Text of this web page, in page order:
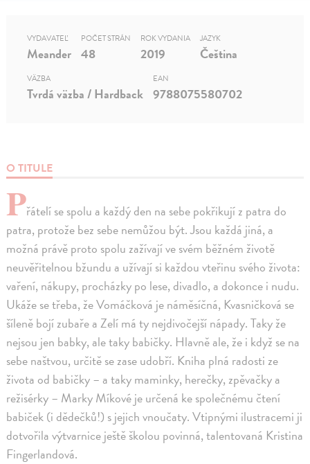
O TITULE
Přátelí se spolu a každý den na sebe pokřikují z patra do
patra, protože bez sebe nemůžou být. Jsou každá jiná, a
možná právě proto spolu zažívají ve svém běžném životě
neuvěřitelnou bžundu a užívají si každou vteřinu svého života:
vaření, nákupy, procházky po lese, divadlo, a dokonce i nudu.
Ukáže se třeba, že Vomáčková je náměsíčná, Kvasničková se
šíleně bojí zubaře a Zelí má ty nejdivočejší nápady. Taky že
nejsou jen babky, ale taky babičky. Hlavně ale, že i když se na
sebe naštvou, určitě se zase udobří. Kniha plná radosti ze
života od babičky – a taky maminky, herečky, zpěvačky a
režisérky – Marky Míkové je určená ke společnému čtení
babiček (i dědečků!) s jejich vnoučaty. Vtipnými ilustracemi ji
dotvořila výtvarnice ještě školou povinná, talentovaná Kristina
Fingerlandová.
VYDAVATEĽ
Meander
POČET STRÁN
48
ROK VYDANIA
2019
JAZYK
Čeština
VÄZBA
Tvrdá väzba / Hardback
EAN
9788075580702